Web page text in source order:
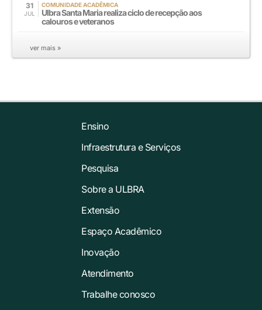
31
JUL
COMUNIDADE ACADÊMICA
Ulbra Santa Maria realiza ciclo de recepção aos
calouros e veteranos
ver mais »
Ensino
Infraestrutura e Serviços
Pesquisa
Sobre a ULBRA
Extensão
Espaço Acadêmico
Inovação
Atendimento
Trabalhe conosco